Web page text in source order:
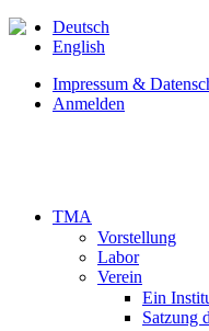
Deutsch
English
Impressum &
Anmelden
TMA
Vorstellung
Labor
Verein
Ein
Satzung